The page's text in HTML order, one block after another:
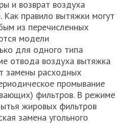
и возврат воздуха
правило вытяжки могут
из перечисленных
модели
для одного типа
отвода воздуха вытяжка
замены расходных
промывание
фильтров. В режиме
жировых фильтров
замена угольного